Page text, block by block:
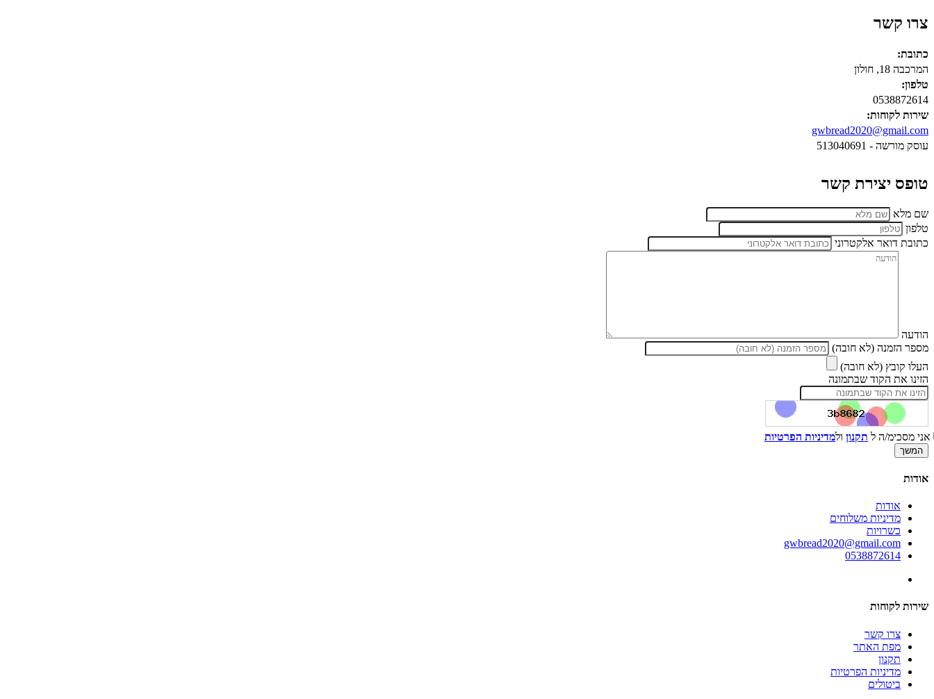
צרו קשר
כתובת:
המרכבה 18, חולון
טלפון:
0538872614
שירות לקוחות:
gwbread2020@gmail.com
עוסק מורשה - 513040691
טופס יצירת קשר
שם מלא
טלפון
כתובת דואר אלקטרוני
הודעה
מספר הזמנה (לא חובה)
העלו קובץ (לא חובה)
הזינו את הקוד שבתמונה
אני מסכימ/ה ל תקנון ולמדיניות הפרטיות
אודות
אודות
מדיניות משלוחים
כשרויות
gwbread2020@gmail.com
0538872614
שירות לקוחות
צרו קשר
מפת האתר
תקנון
מדיניות הפרטיות
ביטולים